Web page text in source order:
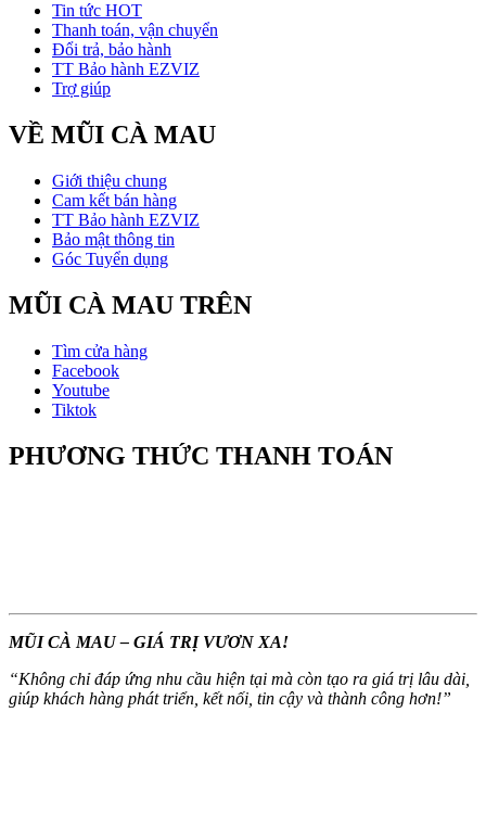
Tin tức HOT
Thanh toán, vận chuyển
Đổi trả, bảo hành
TT Bảo hành EZVIZ
Trợ giúp
VỀ MŨI CÀ MAU
Giới thiệu chung
Cam kết bán hàng
TT Bảo hành EZVIZ
Bảo mật thông tin
Góc Tuyển dụng
MŨI CÀ MAU TRÊN
Tìm cửa hàng
Facebook
Youtube
Tiktok
PHƯƠNG THỨC THANH TOÁN
MŨI CÀ MAU – GIÁ TRỊ VƯƠN XA!
“Không chỉ đáp ứng nhu cầu hiện tại mà còn tạo ra giá trị lâu dài,
giúp khách hàng phát triển, kết nối, tin cậy và thành công hơn!”